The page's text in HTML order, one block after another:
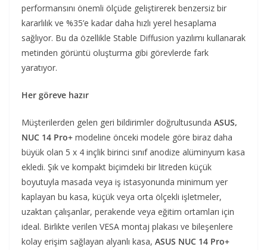
performansını önemli ölçüde geliştirerek benzersiz bir
kararlılık ve %35’e kadar daha hızlı yerel hesaplama
sağlıyor. Bu da özellikle Stable Diffusion yazılımı kullanarak
metinden görüntü oluşturma gibi görevlerde fark
yaratıyor.
Her göreve hazır
Müşterilerden gelen geri bildirimler doğrultusunda ASUS,
NUC 14 Pro+ modeline önceki modele göre biraz daha
büyük olan 5 x 4 inçlik birinci sınıf anodize alüminyum kasa
ekledi. Şık ve kompakt biçimdeki bir litreden küçük
boyutuyla masada veya iş istasyonunda minimum yer
kaplayan bu kasa, küçük veya orta ölçekli işletmeler,
uzaktan çalışanlar, perakende veya eğitim ortamları için
ideal. Birlikte verilen VESA montaj plakası ve bileşenlere
kolay erişim sağlayan alyanlı kasa, ASUS NUC 14 Pro+